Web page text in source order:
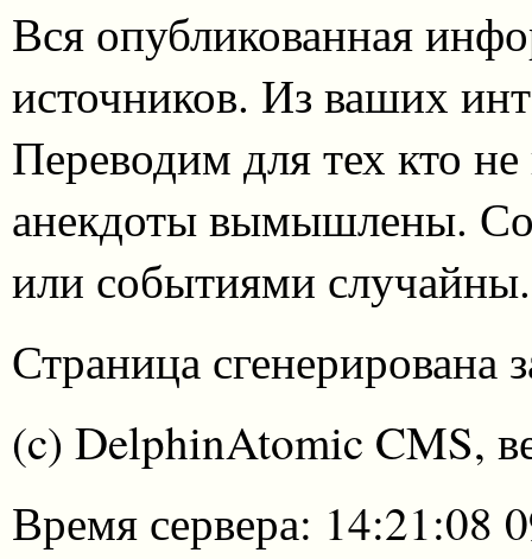
Вся опубликованная
источников. Из ваших
Переводим для тех кто
анекдоты вымышлены.
или событиями случайны.
Страница сгенерирована
(c) DelphinAtomic CMS,
Время сервера: 14:21:08